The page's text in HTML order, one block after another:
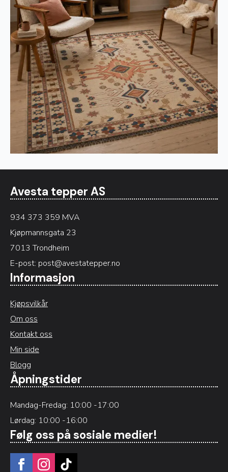
Avesta tepper AS
934 373 359 MVA
Kjøpmannsgata 23
7013 Trondheim
E-post: post@avestatepper.no
Informasjon
Kjøpsvilkår
Om oss
Kontakt oss
Min side
Blogg
Åpningstider
Mandag-Fredag: 10:00 -17:00
Lørdag: 10:00 -16:00
Følg oss på sosiale medier!